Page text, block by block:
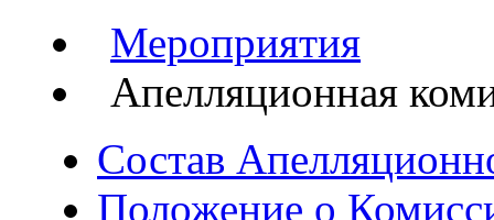
Мероприятия
Апелляционная
Состав
Положение о